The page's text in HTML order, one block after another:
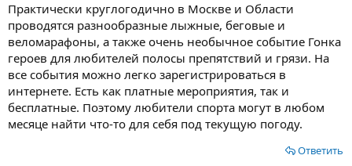
Практически круглогодично в Москве и Области
проводятся разнообразные лыжные, беговые и
веломарафоны, а также очень необычное событие Гонка
героев для любителей полосы препятствий и грязи. На
все события можно легко зарегистрироваться в
интернете. Есть как платные мероприятия, так и
бесплатные. Поэтому любители спорта могут в любом
месяце найти что-то для себя под текущую погоду.
Ответить